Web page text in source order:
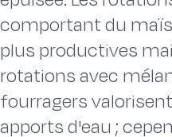
comportant du
plus productives
rotations avec
fourragers
apports d'eau ;